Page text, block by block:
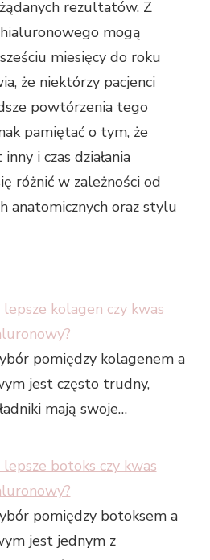
rezultatów. Z
mogą
miesięcy do roku
że niektórzy pacjenci
powtórzenia tego
pamiętać o tym, że
i czas działania
różnić w zależności od
anatomicznych oraz stylu
lepsze kolagen czy kwas
pomiędzy kolagenem a
jest często trudny,
mają swoje…
lepsze botoks czy kwas
pomiędzy botoksem a
jest jednym z